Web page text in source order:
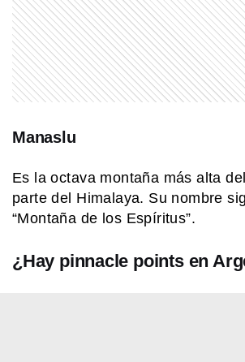
Manaslu
Es la octava montaña más alta
parte del Himalaya. Su nombre
“Montaña de los Espíritus”.
¿Hay pinnacle points en
MI PAIS
24 de junio: la
entre Fangio y
¿Qué significa